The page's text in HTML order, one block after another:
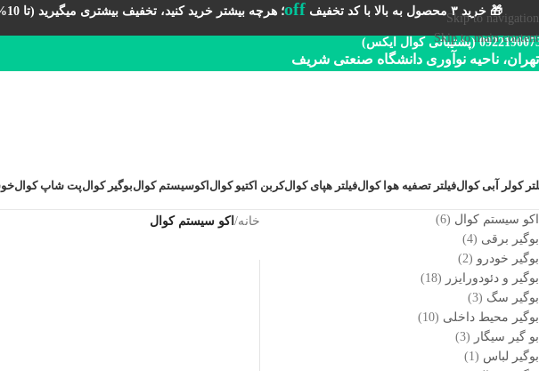
Skip to navigation
Skip to main content
🎁 خرید ۳ محصول به بالا با کد تخفیف off؛ هرچه بیشتر خرید کنید، تخفیف بیشتری میگیرید (تا 10%)🤩
(پشتیبانی کوال ایکس)
تهران، ناحیه نوآوری دانشگاه صنعتی شریف
کولر آبی کوالفیلتر تصفیه هوا کوالفیلتر هپای کوالکربن اکتیو کوال اکوسیستم کوالبوگیر کوالپت شاپ کوال
اکو سیستم کوال 6
بوگیر برقی 4
بوگیر خودرو 2
بوگیر و دئودورایزر 18
بوگیر سگ 3
بوگیر محیط داخلی 10
بو گیر سیگار 3
بوگیر لباس 1
خانه/اکو سیستم کوال